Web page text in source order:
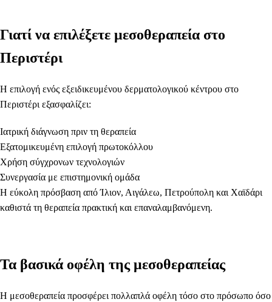
Γιατί να επιλέξετε μεσοθεραπεία στο
Περιστέρι
Η επιλογή ενός εξειδικευμένου δερματολογικού κέντρου στο
Περιστέρι εξασφαλίζει:
Ιατρική διάγνωση πριν τη θεραπεία
Εξατομικευμένη επιλογή πρωτοκόλλου
Χρήση σύγχρονων τεχνολογιών
Συνεργασία με επιστημονική ομάδα
Η εύκολη πρόσβαση από Ίλιον, Αιγάλεω, Πετρούπολη και Χαϊδάρι
καθιστά τη θεραπεία πρακτική και επαναλαμβανόμενη.
Τα βασικά οφέλη της μεσοθεραπείας
Η μεσοθεραπεία προσφέρει πολλαπλά οφέλη τόσο στο πρόσωπο όσο